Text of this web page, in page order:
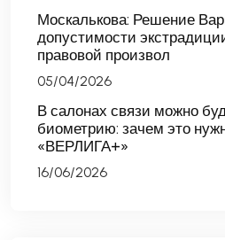
Москалькова: Решение
допустимости
правовой произвол
05/04/2026
В салонах связи можно
биометрию: зачем это
«ВЕРЛИГА+»
16/06/2026